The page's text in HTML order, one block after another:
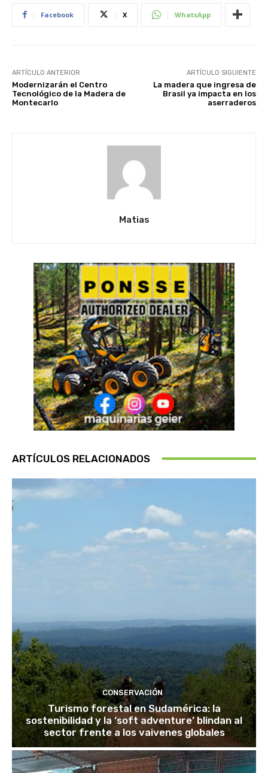
Facebook X WhatsApp
ARTÍCULO ANTERIOR
Modernizarán el Centro
Tecnológico de la Madera de
Montecarlo
ARTÍCULO SIGUIENTE
La madera que ingresa de
Brasil ya impacta en los
aserraderos
Matias
ARTÍCULOS RELACIONADOS
CONSERVACIÓN
Turismo forestal en Sudamérica: la
sostenibilidad y la ‘soft adventure’ blindan al
sector frente a los vaivenes globales